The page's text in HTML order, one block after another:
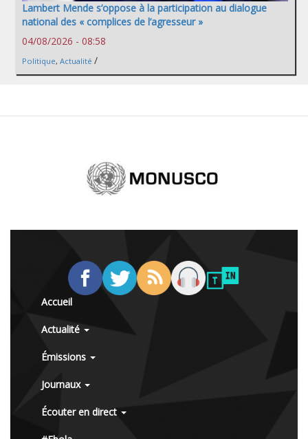
Lambert Mende s’oppose à la participation au dialogue
national des « complices de l’agresseur »
04/08/2026 - 08:58
Politique, Actualité /
Accueil
Actualité
Émissions
Journaux
Écouter en direct